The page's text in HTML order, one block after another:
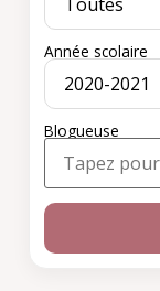
Année scolaire
Blogueuse